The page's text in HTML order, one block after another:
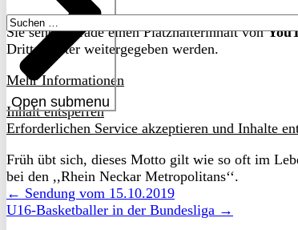
Open submenu
Suchen
nach:
Sie sehen gerade einen Platzhalterinhalt von
Drittanbieter weitergegeben werden.
Mehr Informationen
Inhalt entsperren
Erforderlichen Service akzeptieren und Inhalte
Früh übt sich, dieses Motto gilt wie so oft im
bei den ,,Rhein Neckar Metropolitans‘‘.
← Sendung vom 15.10.2019
U16-Basketballer in der Bundesliga →